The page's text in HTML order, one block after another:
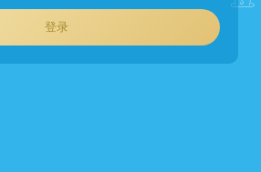
登录